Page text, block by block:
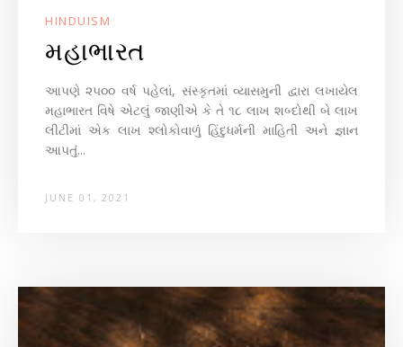
HINDUISM
મહાભારત
આપણે ૨૫૦૦ વર્ષ પહેલાં, સંસ્કૃતમાં વ્યાસમુની દ્વારા લખાયેલ
મહાભારત વિષે એટલું જાણીએ કે તે ૧૮ લાખ શબ્દોથી બે લાખ
લીટીમાં એક લાખ શ્લોકોવાળું હિંદુધર્મની માહિતી અને જ્ઞાન
આપતું...
JUNE 01, 2021